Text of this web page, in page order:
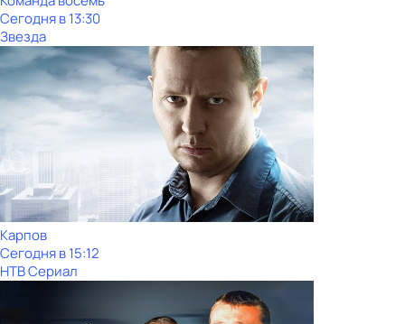
Сегодня в 13:30
Звезда
Карпов
Сегодня в 15:12
НТВ Сериал